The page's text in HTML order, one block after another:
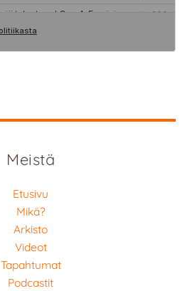
Meistä
Etusivu
Mikä?
Arkisto
Videot
Tapahtumat
Podcastit